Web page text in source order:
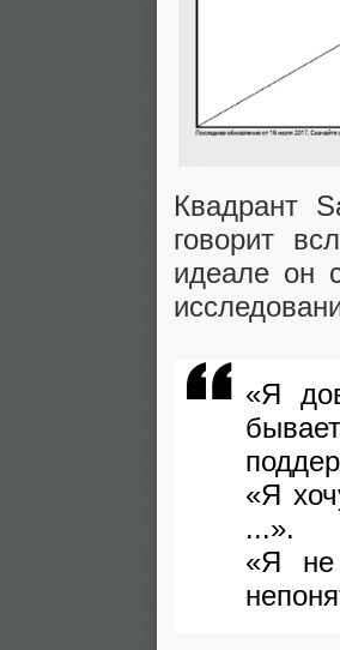
Квадрант
говорит
идеале он
«Я
«Я
...».
«Я не